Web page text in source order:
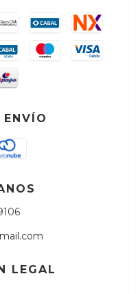
LEGAL